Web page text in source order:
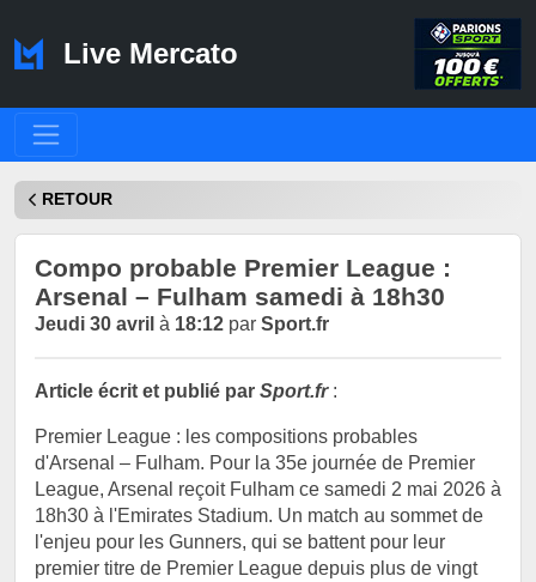
Live Mercato
RETOUR
Compo probable Premier League :
Arsenal – Fulham samedi à 18h30
Jeudi 30 avril à 18:12 par Sport.fr
Article écrit et publié par Sport.fr:
Premier League : les compositions probables
d'Arsenal – Fulham. Pour la 35e journée de Premier
League, Arsenal reçoit Fulham ce samedi 2 mai 2026 à
18h30 à l'Emirates Stadium. Un match au sommet de
l'enjeu pour les Gunners, qui se battent pour leur
premier titre de Premier League depuis plus de vingt